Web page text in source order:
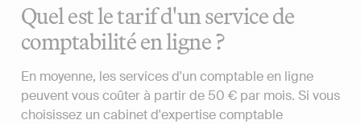
Quel est le tarif d'un service de
comptabilité en ligne ?
En moyenne, les services d'un comptable en ligne
peuvent vous coûter à partir de 50 € par mois. Si vous
choisissez un cabinet d'expertise comptable